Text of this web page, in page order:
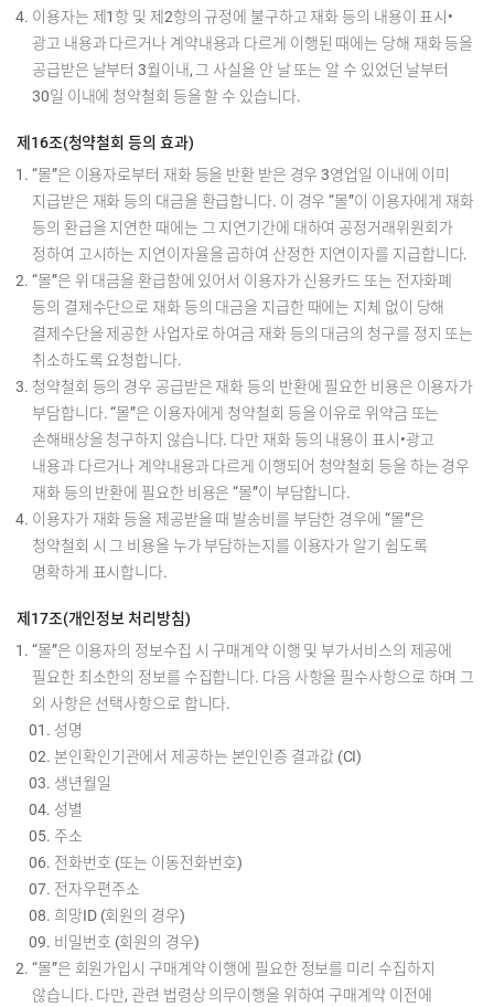
이용자는 제1항 및 제2항의 규정에 불구하고 재화 등의 내용이 표시•
광고 내용과 다르거나 계약내용과 다르게 이행된 때에는 당해 재화 등을
공급받은 날부터 3월이내, 그 사실을 안 날 또는 알 수 있었던 날부터
30일 이내에 청약철회 등을 할 수 있습니다.
제16조(청약철회 등의 효과)
“몰”은 이용자로부터 재화 등을 반환 받은 경우 3영업일 이내에 이미
지급받은 재화 등의 대금을 환급합니다. 이 경우 “몰”이 이용자에게 재화
등의 환급을 지연한 때에는 그 지연기간에 대하여 공정거래위원회가
정하여 고시하는 지연이자율을 곱하여 산정한 지연이자를 지급합니다.
“몰”은 위 대금을 환급함에 있어서 이용자가 신용카드 또는 전자화폐
등의 결제수단으로 재화 등의 대금을 지급한 때에는 지체 없이 당해
결제수단을 제공한 사업자로 하여금 재화 등의 대금의 청구를 정지 또는
취소하도록 요청합니다.
청약철회 등의 경우 공급받은 재화 등의 반환에 필요한 비용은 이용자가
부담합니다. “몰”은 이용자에게 청약철회 등을 이유로 위약금 또는
손해배상을 청구하지 않습니다. 다만 재화 등의 내용이 표시•광고
내용과 다르거나 계약내용과 다르게 이행되어 청약철회 등을 하는 경우
재화 등의 반환에 필요한 비용은 “몰”이 부담합니다.
이용자가 재화 등을 제공받을 때 발송비를 부담한 경우에 “몰”은
청약철회 시 그 비용을 누가 부담하는지를 이용자가 알기 쉽도록
명확하게 표시합니다.
제17조(개인정보 처리방침)
“몰”은 이용자의 정보수집 시 구매계약 이행 및 부가서비스의 제공에
필요한 최소한의 정보를 수집합니다. 다음 사항을 필수사항으로 하며 그
외 사항은 선택사항으로 합니다.
성명
본인확인기관에서 제공하는 본인인증 결과값 (CI)
생년월일
성별
주소
전화번호 (또는 이동전화번호)
전자우편주소
희망ID (회원의 경우)
비밀번호 (회원의 경우)
“몰”은 회원가입시 구매계약 이행에 필요한 정보를 미리 수집하지
않습니다. 다만, 관련 법령상 의무이행을 위하여 구매계약 이전에